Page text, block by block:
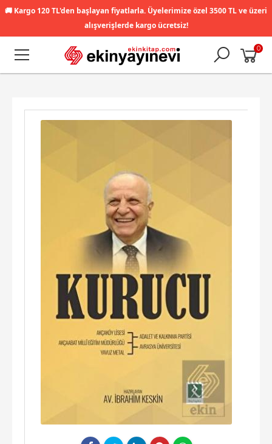
🚚 Kargo 120 TL'den başlayan fiyatlarla. Üyelerimize özel 3500 TL ve üzeri
alışverişlerde kargo ücretsiz!
0